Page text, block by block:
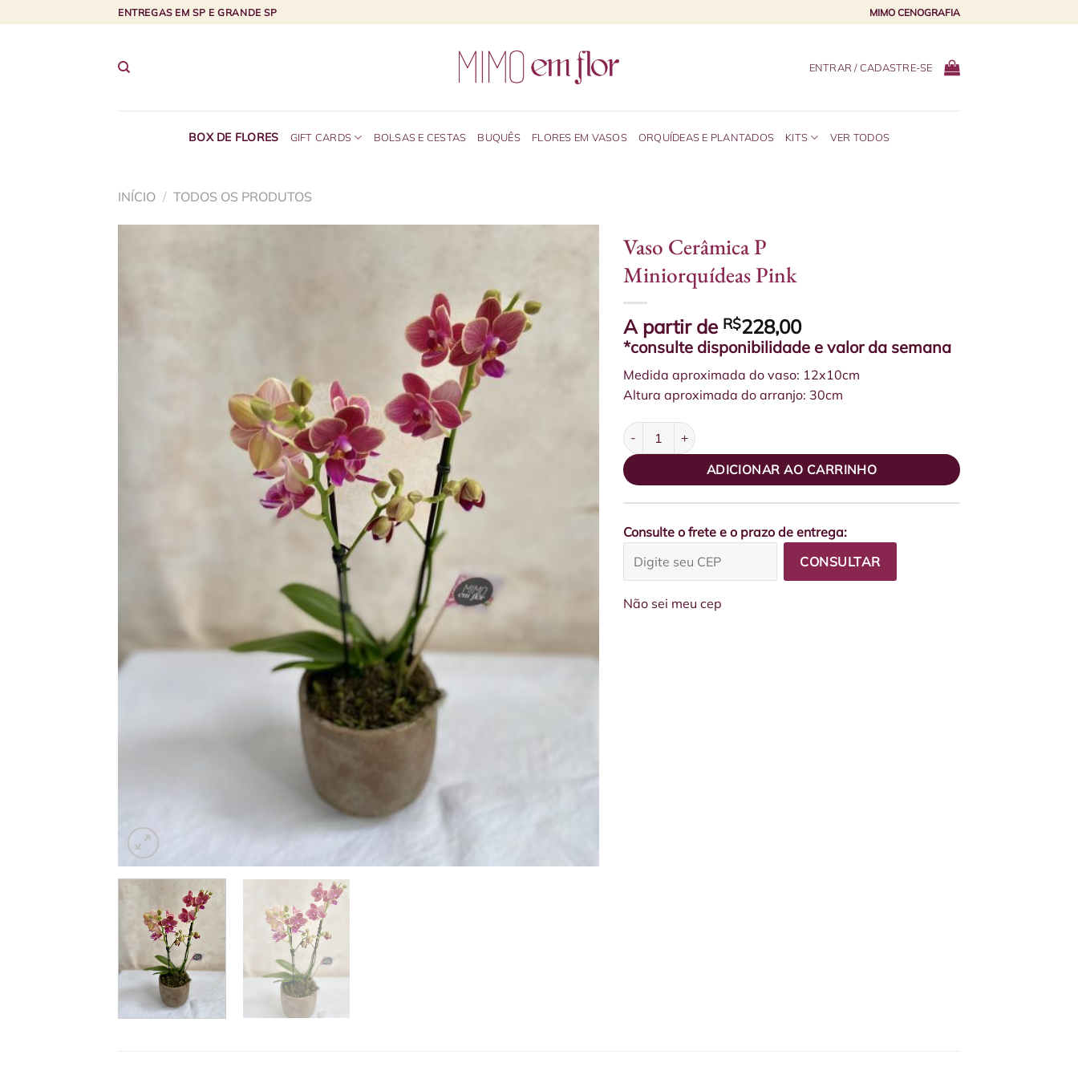
to
ENTREGAS EM SP E GRANDE SP MIMO CENOGRAFIA
ENTRAR / CADASTRE-SE
BOX DE FLORES GIFT CARDS BOLSAS E CESTAS BUQUÊS FLORES EM VASOS ORQUÍDEAS E PLANTADOS KITS VER TODOS
INÍCIO / TODOS OS PRODUTOS
Vaso Cerâmica P
Miniorquídeas Pink
A partir de R$228,00
*consulte disponibilidade e valor da semana
Medida aproximada do vaso: 12x10cm
Altura aproximada do arranjo: 30cm
Vaso Cerâmica P Miniorquídeas Pink quantidade
ADICIONAR AO CARRINHO
Consulte o frete e o prazo de entrega:
CONSULTAR
Não sei meu cep